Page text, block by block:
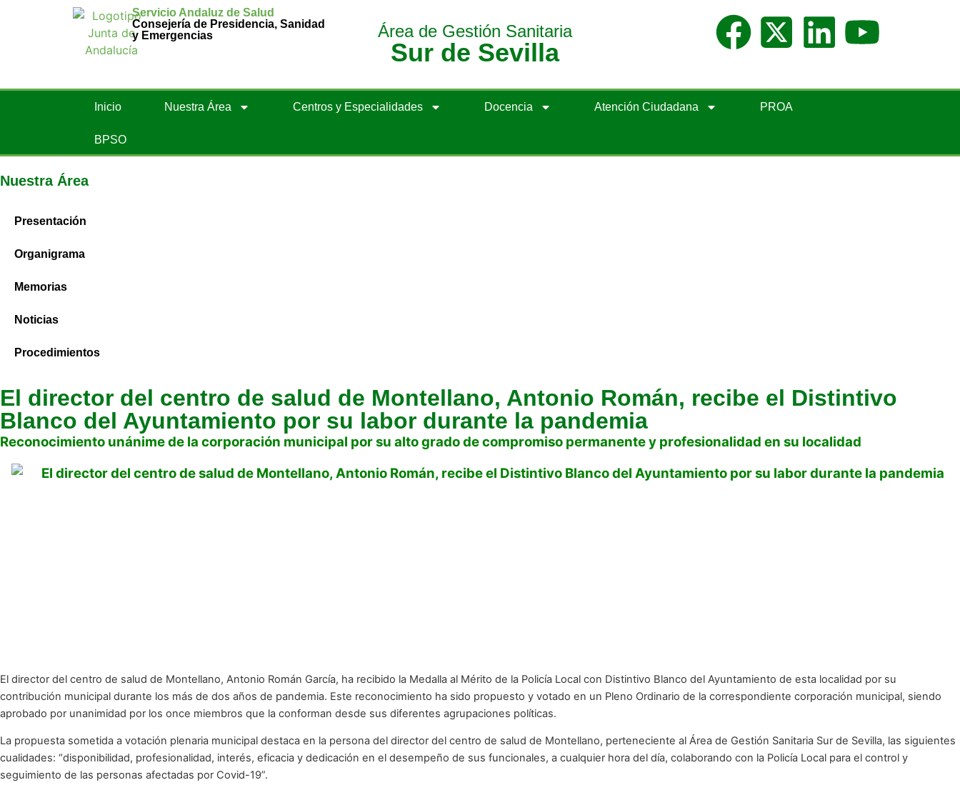
Servicio Andaluz de Salud
Consejería de Presidencia, Sanidad
y Emergencias
Área de Gestión Sanitaria
Sur de Sevilla
Inicio Nuestra Área Centros y Especialidades Docencia Atención Ciudadana PROA
BPSO
Nuestra Área
Presentación
Organigrama
Memorias
Noticias
Procedimientos
El director del centro de salud de Montellano, Antonio Román, recibe el Distintivo
Blanco del Ayuntamiento por su labor durante la pandemia
Reconocimiento unánime de la corporación municipal por su alto grado de compromiso permanente y profesionalidad en su localidad
El director del centro de salud de Montellano, Antonio Román García, ha recibido la Medalla al Mérito de la Policía Local con Distintivo Blanco del Ayuntamiento de esta localidad por su
contribución municipal durante los más de dos años de pandemia. Este reconocimiento ha sido propuesto y votado en un Pleno Ordinario de la correspondiente corporación municipal, siendo
aprobado por unanimidad por los once miembros que la conforman desde sus diferentes agrupaciones políticas.
La propuesta sometida a votación plenaria municipal destaca en la persona del director del centro de salud de Montellano, perteneciente al Área de Gestión Sanitaria Sur de Sevilla, las siguientes
cualidades: “disponibilidad, profesionalidad, interés, eficacia y dedicación en el desempeño de sus funcionales, a cualquier hora del día, colaborando con la Policía Local para el control y
seguimiento de las personas afectadas por Covid-19”.